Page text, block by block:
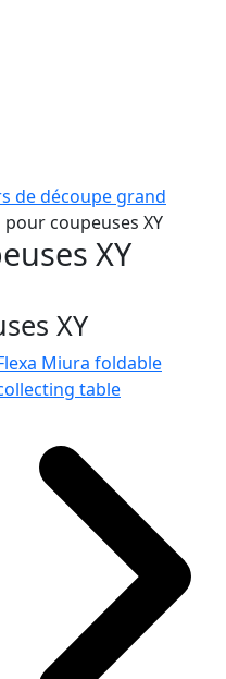
de découpe grand
pour coupeuses XY
XY
XY
Miura foldable
table